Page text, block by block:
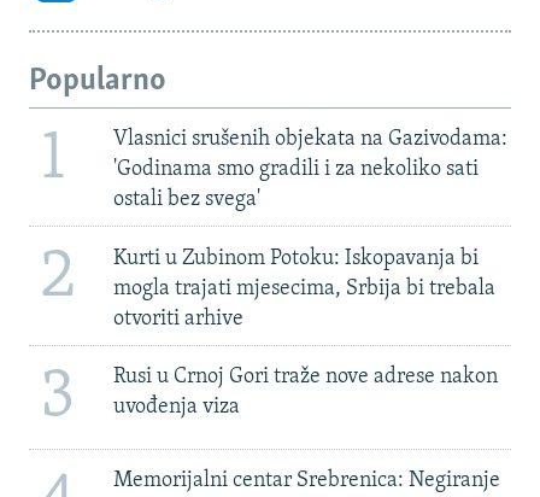
Popularno
1
Vlasnici srušenih objekata na Gazivodama:
'Godinama smo gradili i za nekoliko sati
ostali bez svega'
2
Kurti u Zubinom Potoku: Iskopavanja bi
mogla trajati mjesecima, Srbija bi trebala
otvoriti arhive
3
Rusi u Crnoj Gori traže nove adrese nakon
uvođenja viza
Memorijalni centar Srebrenica: Negiranje